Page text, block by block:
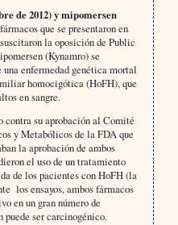
de 2012) y mipomersen
que se presentaron en
la oposición de Public
(Kynamro) se
enfermedad genética mortal
homocigótica (HoFH), que
en sangre.
su aprobación al Comité
y Metabólicos de la FDA que
la aprobación de ambos
el uso de un tratamiento
de los pacientes con HoFH (la
los ensayos, ambos fármacos
en un gran número de
ser carcinogénico.